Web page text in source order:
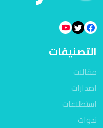
التصنيفات
مقالات
اصدارات
استطلاعات
ندوات